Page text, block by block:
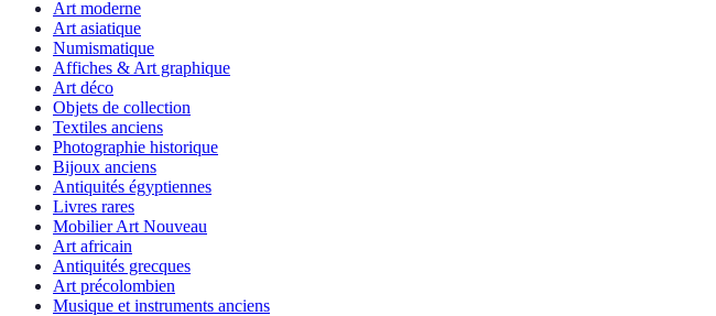
Art moderne
Art asiatique
Numismatique
Affiches & Art graphique
Art déco
Objets de collection
Textiles anciens
Photographie historique
Bijoux anciens
Antiquités égyptiennes
Livres rares
Mobilier Art Nouveau
Art africain
Antiquités grecques
Art précolombien
Musique et instruments anciens